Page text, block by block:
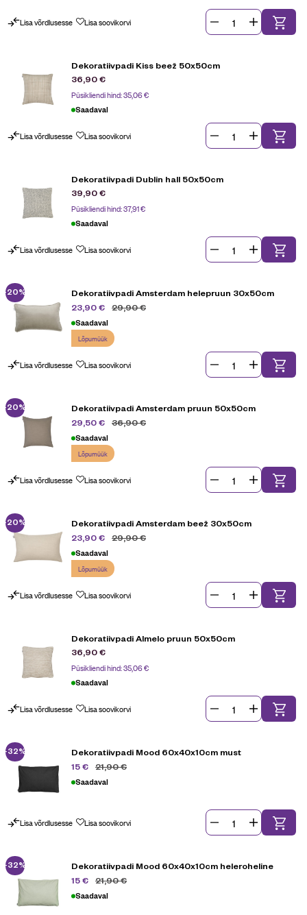
Lisa võrdlusesse Lisa soovikorvi
Dekoratiivpadi Kiss beež 50x50cm
36,90€
Püsikliendi hind:35,06€
Saadaval
Lisa võrdlusesse Lisa soovikorvi
Dekoratiivpadi Dublin hall 50x50cm
39,90€
Püsikliendi hind:37,91€
Saadaval
Lisa võrdlusesse Lisa soovikorvi
-20%
Dekoratiivpadi Amsterdam helepruun 30x50cm
29,90€
23,90€
Saadaval
Lõpumüük
Lisa võrdlusesse Lisa soovikorvi
-20%
Dekoratiivpadi Amsterdam pruun 50x50cm
36,90€
29,50€
Saadaval
Lõpumüük
Lisa võrdlusesse Lisa soovikorvi
-20%
Dekoratiivpadi Amsterdam beež 30x50cm
29,90€
23,90€
Saadaval
Lõpumüük
Lisa võrdlusesse Lisa soovikorvi
Dekoratiivpadi Almelo pruun 50x50cm
36,90€
Püsikliendi hind:35,06€
Saadaval
Lisa võrdlusesse Lisa soovikorvi
-32%
Dekoratiivpadi Mood 60x40x10cm must
21,90€
15€
Saadaval
Lisa võrdlusesse Lisa soovikorvi
-32%
Dekoratiivpadi Mood 60x40x10cm heleroheline
21,90€
15€
Saadaval